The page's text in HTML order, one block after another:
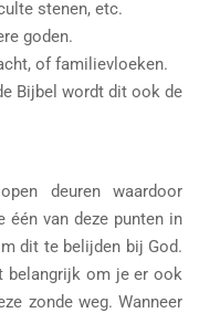
stenen, etc.
goden.
of familievloeken.
Bijbel wordt dit ook de
deuren waardoor
één van deze punten in
dit te belijden bij God.
belangrijk om je er ook
zonde weg. Wanneer